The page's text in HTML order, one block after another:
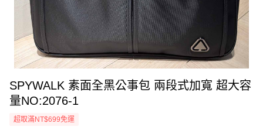
SPYWALK 素面全黑公事包 兩段式加寬 超大容
量NO:2076-1
超取滿NT$699免運